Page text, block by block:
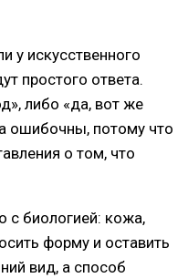
у искусственного
простого ответа.
либо «да, вот же
ошибочны, потому что
о том, что
с биологией: кожа,
форму и оставить
вид, а способ